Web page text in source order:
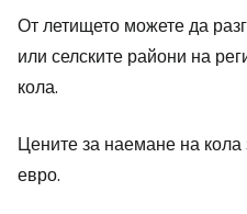
От летището можете да
или селските райони на
кола.
Цените за наемане на
евро.